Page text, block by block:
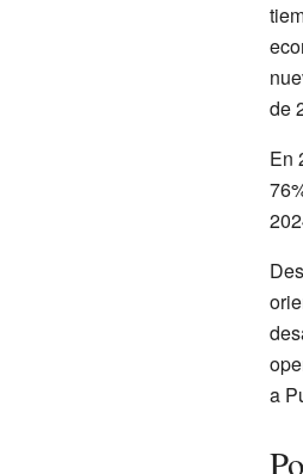
de
En
a